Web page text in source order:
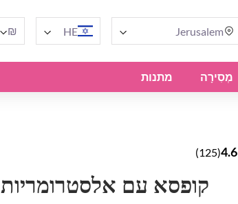
Jerusalem
HE
₪
מְסִירָה מתנות
4.6
(125)
קופסא עם אלסטרומריות